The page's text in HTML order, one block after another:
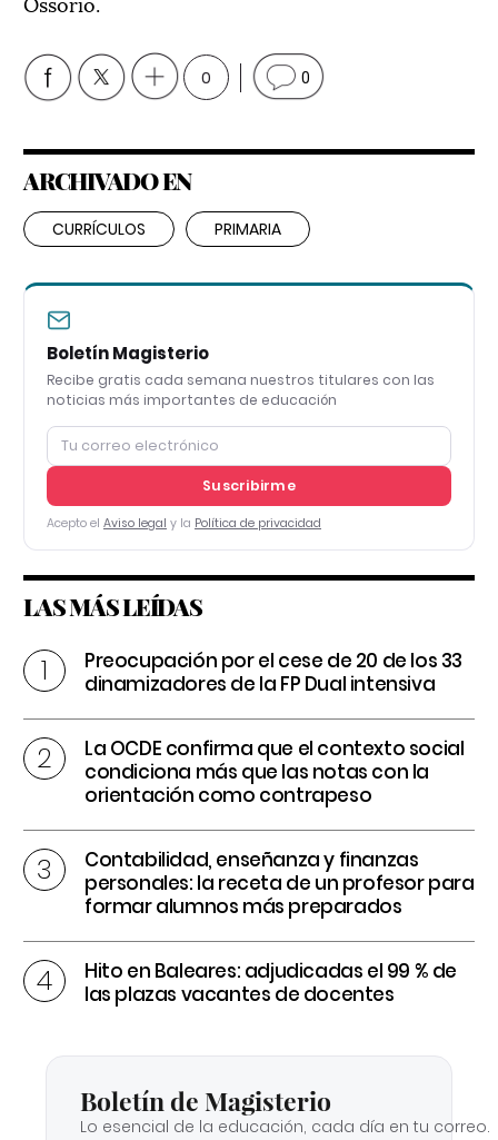
0 0
ARCHIVADO EN
CURRÍCULOS PRIMARIA
Boletín Magisterio
Recibe gratis cada semana nuestros titulares con las
noticias más importantes de educación
Suscribirme
Acepto el Aviso legal y la Política de privacidad
LAS MÁS LEÍDAS
Preocupación por el cese de 20 de los 33
dinamizadores de la FP Dual intensiva
La OCDE confirma que el contexto social
condiciona más que las notas con la
orientación como contrapeso
Contabilidad, enseñanza y finanzas
personales: la receta de un profesor para
formar alumnos más preparados
Hito en Baleares: adjudicadas el 99 % de
las plazas vacantes de docentes
Boletín de Magisterio
Lo esencial de la educación, cada día en tu correo.